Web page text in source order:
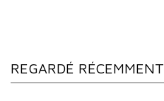
REGARDÉ RÉCEMMENT